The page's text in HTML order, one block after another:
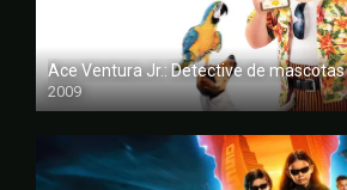
Ace Ventura Jr.: Detective de mascotas
2009
FULL HD